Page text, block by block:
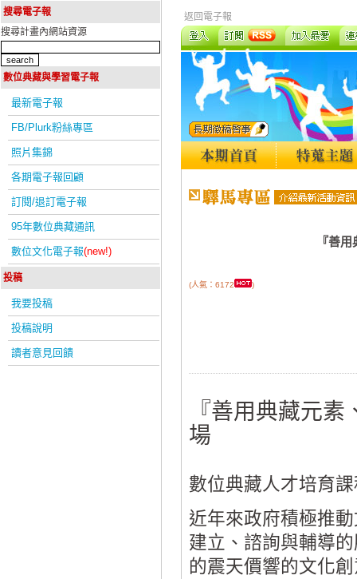
搜尋電子報
搜尋計畫內網站資源
數位典藏與學習電子報
最新電子報
FB/Plurk粉絲專區
照片集錦
各期電子報回顧
訂閱/退訂電子報
95年數位典藏通訊
數位文化電子報(new!)
投稿
我要投稿
投稿說明
讀者意見回饋
返回電子報
『善
(人氣：6172 )
『善用典藏元
場
數位典藏人才培育
近年來政府積極推
建立、諮詢與輔導
的震天價響的文化